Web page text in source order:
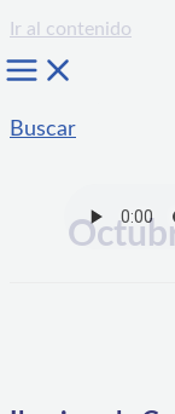
Ir al contenido
Buscar